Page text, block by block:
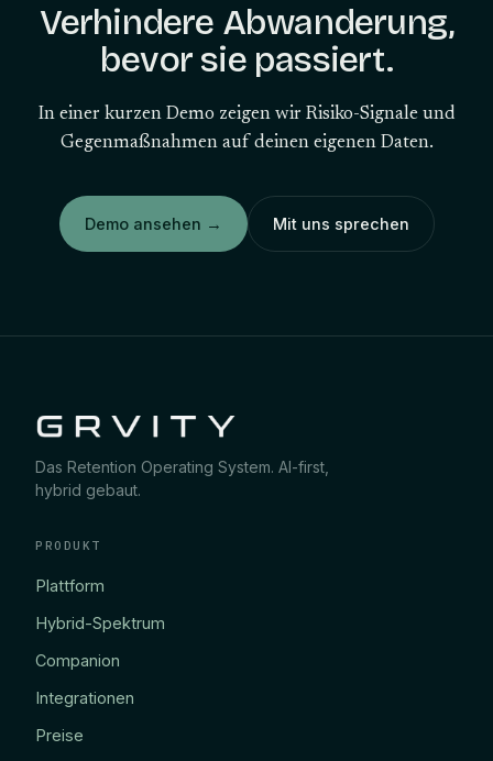
Verhindere Abwanderung,
bevor sie passiert.
In einer kurzen Demo zeigen wir Risiko-Signale und
Gegenmaßnahmen auf deinen eigenen Daten.
Demo ansehen → Mit uns sprechen
Das Retention Operating System. AI-first,
hybrid gebaut.
PRODUKT
Plattform
Hybrid-Spektrum
Companion
Integrationen
Preise